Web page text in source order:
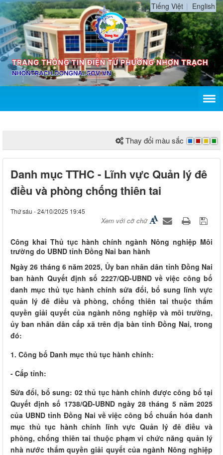
Tiếng Việt English
Thay đổi màu sắc
Danh mục TTHC - Lĩnh vực Quản lý đê
điều và phòng chống thiên tai
Thứ sáu - 24/10/2025 19:45
Xem với cỡ chữ
Công khai Thủ tục hành chính ngành Nông nghiệp Môi
trường do UBND tỉnh Đồng Nai ban hành
Ngày 26 tháng 6 năm 2025, Ủy ban nhân dân tỉnh Đồng Nai
ban hành Quyết định số 2227/QĐ-UBND về việc công bố
danh mục thủ tục hành chính sửa đổi, bổ sung lĩnh vực
quản lý đê điều và phòng, chống thiên tai thuộc thẩm
quyền giải quyết của ngành nông nghiệp và môi trường,
ủy ban nhân dân cấp xã trên địa bàn tỉnh Đồng Nai, trong
đó:
1. Công bố Danh mục thủ tục hành chính:
- Cấp tỉnh:
Sửa đổi, bổ sung: 02 thủ tục hành chính được công bố tại
Quyết định số 1738/QĐ-UBND ngày 28 tháng 5 năm 2025
của UBND tỉnh Đồng Nai về việc công bố chuẩn hóa danh
mục thủ tục hành chính lĩnh vực Quản lý đê điều và
phòng, chống thiên tai thuộc phạm vi chức năng quản lý
nhà nước thẩm quyền giải quyết của ngành Nông nghiệp